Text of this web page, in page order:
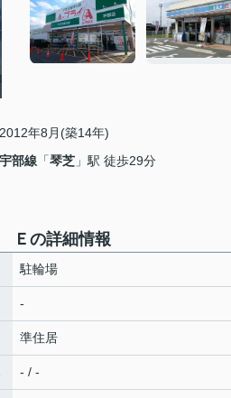
2012年8月(築14年)
宇部線 「琴芝 」駅 徒歩29分
の詳細情報
駐輪場
-
準住居
- / -